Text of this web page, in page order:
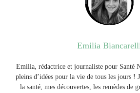
Emilia
Emilia, rédactrice et journaliste pour Santé
pleins d’idées pour la vie de tous les jours !
la santé, mes découvertes, les remèdes de